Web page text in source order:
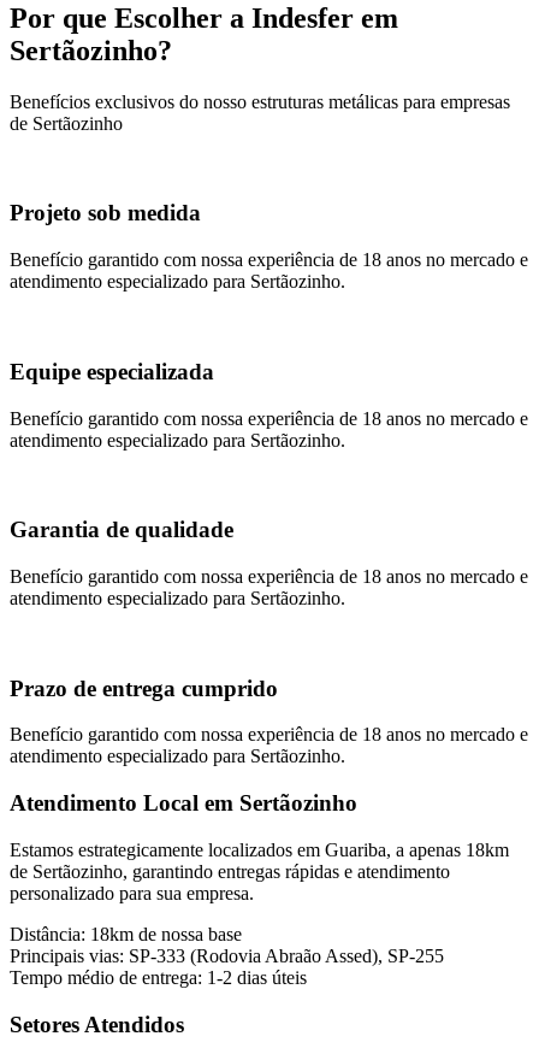
Por que Escolher a Indesfer em
Sertãozinho?
Benefícios exclusivos do nosso estruturas metálicas para empresas
de Sertãozinho
Projeto sob medida
Benefício garantido com nossa experiência de 18 anos no mercado e
atendimento especializado para Sertãozinho.
Equipe especializada
Benefício garantido com nossa experiência de 18 anos no mercado e
atendimento especializado para Sertãozinho.
Garantia de qualidade
Benefício garantido com nossa experiência de 18 anos no mercado e
atendimento especializado para Sertãozinho.
Prazo de entrega cumprido
Benefício garantido com nossa experiência de 18 anos no mercado e
atendimento especializado para Sertãozinho.
Atendimento Local em Sertãozinho
Estamos estrategicamente localizados em Guariba, a apenas 18km
de Sertãozinho, garantindo entregas rápidas e atendimento
personalizado para sua empresa.
Distância: 18km de nossa base
Principais vias: SP-333 (Rodovia Abraão Assed), SP-255
Tempo médio de entrega: 1-2 dias úteis
Setores Atendidos